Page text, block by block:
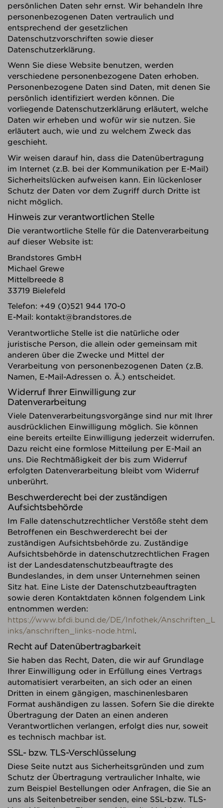
persönlichen Daten sehr ernst. Wir behandeln Ihre
personenbezogenen Daten vertraulich und
entsprechend der gesetzlichen
Datenschutzvorschriften sowie dieser
Datenschutzerklärung.
Wenn Sie diese Website benutzen, werden
verschiedene personenbezogene Daten erhoben.
Personenbezogene Daten sind Daten, mit denen Sie
persönlich identifiziert werden können. Die
vorliegende Datenschutzerklärung erläutert, welche
Daten wir erheben und wofür wir sie nutzen. Sie
erläutert auch, wie und zu welchem Zweck das
geschieht.
Wir weisen darauf hin, dass die Datenübertragung
im Internet (z.B. bei der Kommunikation per E-Mail)
Sicherheitslücken aufweisen kann. Ein lückenloser
Schutz der Daten vor dem Zugriff durch Dritte ist
nicht möglich.
Hinweis zur verantwortlichen Stelle
Die verantwortliche Stelle für die Datenverarbeitung
auf dieser Website ist:
Brandstores GmbH
Michael Grewe
Mittelbreede 8
33719 Bielefeld
Telefon: +49 (0)521 944 170-0
E-Mail: kontakt@brandstores.de
Verantwortliche Stelle ist die natürliche oder
juristische Person, die allein oder gemeinsam mit
anderen über die Zwecke und Mittel der
Verarbeitung von personenbezogenen Daten (z.B.
Namen, E-Mail-Adressen o. Ä.) entscheidet.
Widerruf Ihrer Einwilligung zur
Datenverarbeitung
Viele Datenverarbeitungsvorgänge sind nur mit Ihrer
ausdrücklichen Einwilligung möglich. Sie können
eine bereits erteilte Einwilligung jederzeit widerrufen.
Dazu reicht eine formlose Mitteilung per E-Mail an
uns. Die Rechtmäßigkeit der bis zum Widerruf
erfolgten Datenverarbeitung bleibt vom Widerruf
unberührt.
Beschwerderecht bei der zuständigen
Aufsichtsbehörde
Im Falle datenschutzrechtlicher Verstöße steht dem
Betroffenen ein Beschwerderecht bei der
zuständigen Aufsichtsbehörde zu. Zuständige
Aufsichtsbehörde in datenschutzrechtlichen Fragen
ist der Landesdatenschutzbeauftragte des
Bundeslandes, in dem unser Unternehmen seinen
Sitz hat. Eine Liste der Datenschutzbeauftragten
sowie deren Kontaktdaten können folgendem Link
entnommen werden:
https://www.bfdi.bund.de/DE/Infothek/Anschriften_L
inks/anschriften_links-node.html.
Recht auf Datenübertragbarkeit
Sie haben das Recht, Daten, die wir auf Grundlage
Ihrer Einwilligung oder in Erfüllung eines Vertrags
automatisiert verarbeiten, an sich oder an einen
Dritten in einem gängigen, maschinenlesbaren
Format aushändigen zu lassen. Sofern Sie die direkte
Übertragung der Daten an einen anderen
Verantwortlichen verlangen, erfolgt dies nur, soweit
es technisch machbar ist.
SSL- bzw. TLS-Verschlüsselung
Diese Seite nutzt aus Sicherheitsgründen und zum
Schutz der Übertragung vertraulicher Inhalte, wie
zum Beispiel Bestellungen oder Anfragen, die Sie an
uns als Seitenbetreiber senden, eine SSL-bzw. TLS-